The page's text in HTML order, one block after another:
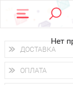
Нет
ДОСТАВКА
Доставка
Вы можете выбрать
получить заказ в
ОПЛАТА
Вы можете